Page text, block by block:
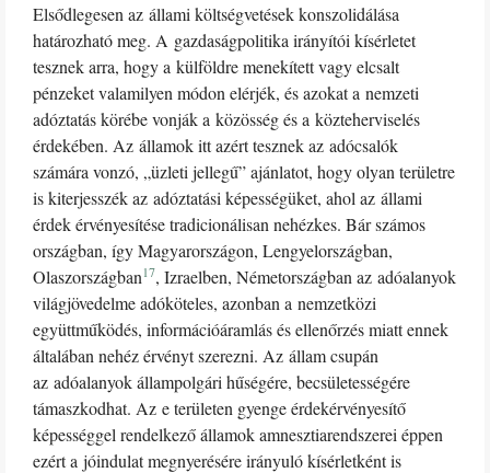
Elsődlegesen az állami költségvetések konszolidálása
határozható meg. A gazdaságpolitika irányítói kísérletet
tesznek arra, hogy a külföldre menekített vagy elcsalt
pénzeket valamilyen módon elérjék, és azokat a nemzeti
adóztatás körébe vonják a közösség és a közteherviselés
érdekében. Az államok itt azért tesznek az adócsalók
számára vonzó, „üzleti jellegű” ajánlatot, hogy olyan területre
is kiterjesszék az adóztatási képességüket, ahol az állami
érdek érvényesítése tradicionálisan nehézkes. Bár számos
országban, így Magyarországon, Lengyelországban,
Olaszországban17, Izraelben, Németországban az adóalanyok
világjövedelme adóköteles, azonban a nemzetközi
együttműködés, információáramlás és ellenőrzés miatt ennek
általában nehéz érvényt szerezni. Az állam csupán
az adóalanyok állampolgári hűségére, becsületességére
támaszkodhat. Az e területen gyenge érdekérvényesítő
képességgel rendelkező államok amnesztiarendszerei éppen
ezért a jóindulat megnyerésére irányuló kísérletként is